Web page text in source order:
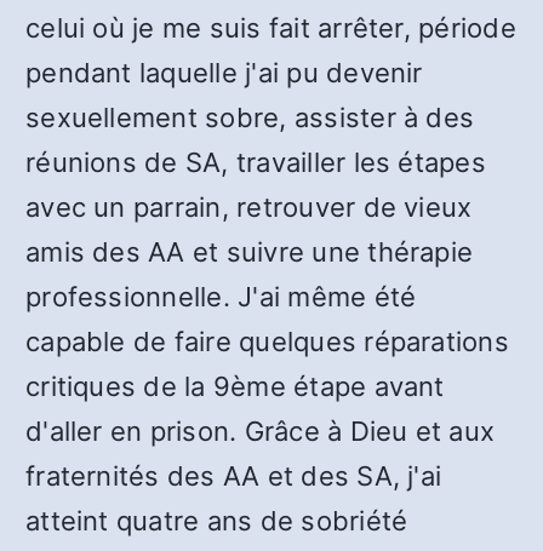
celui où je me suis fait arrêter, période
pendant laquelle j'ai pu devenir
sexuellement sobre, assister à des
réunions de SA, travailler les étapes
avec un parrain, retrouver de vieux
amis des AA et suivre une thérapie
professionnelle. J'ai même été
capable de faire quelques réparations
critiques de la 9ème étape avant
d'aller en prison. Grâce à Dieu et aux
fraternités des AA et des SA, j'ai
atteint quatre ans de sobriété